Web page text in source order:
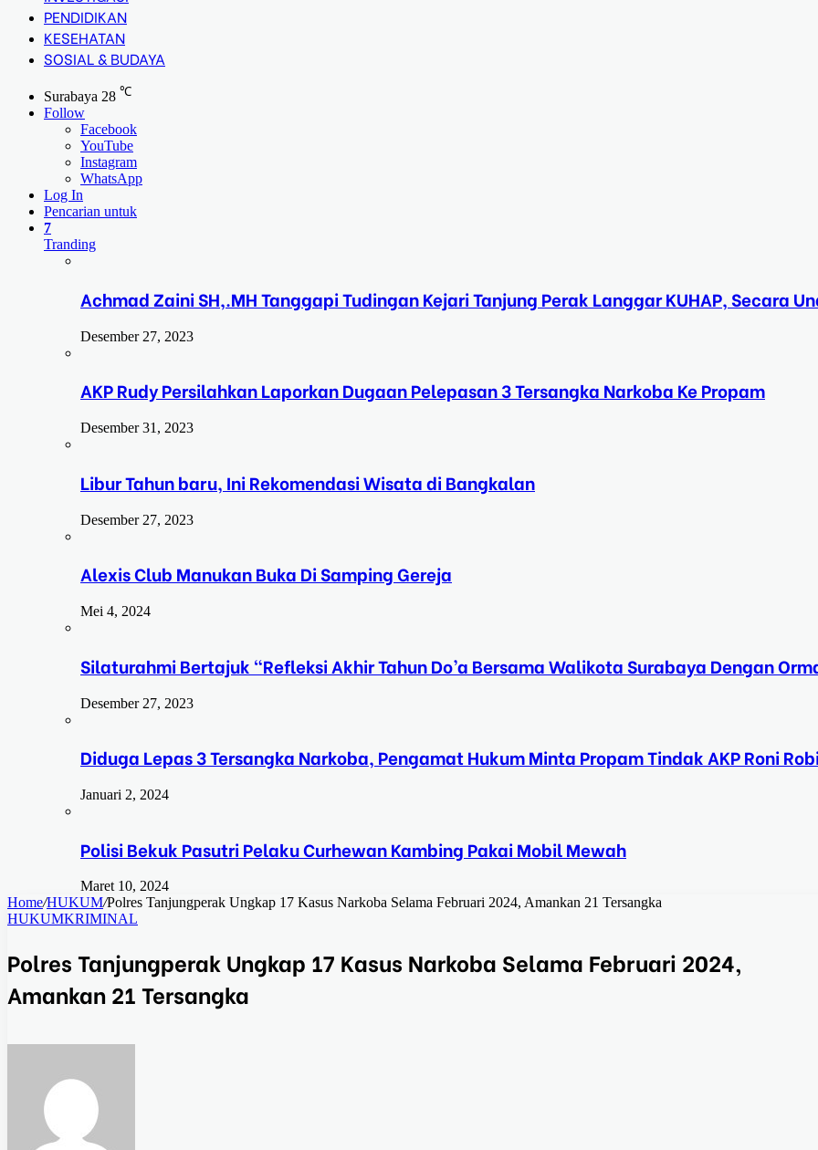
PENDIDIKAN
KESEHATAN
SOSIAL & BUDAYA
Surabaya 28 ℃
Follow
Facebook
YouTube
Instagram
WhatsApp
Log In
Pencarian untuk
7
Tranding
Achmad Zaini SH,.MH Tanggapi Tudingan Kejari Tanjung Perak Langgar KUHAP, Secara
Desember 27, 2023
AKP Rudy Persilahkan Laporkan Dugaan Pelepasan 3 Tersangka Narkoba Ke Propam
Desember 31, 2023
Libur Tahun baru, Ini Rekomendasi Wisata di Bangkalan
Desember 27, 2023
Alexis Club Manukan Buka Di Samping Gereja
Mei 4, 2024
Silaturahmi Bertajuk “Refleksi Akhir Tahun Do’a Bersama Walikota Surabaya Dengan
Desember 27, 2023
Diduga Lepas 3 Tersangka Narkoba, Pengamat Hukum Minta Propam Tindak AKP Roni Robi
Januari 2, 2024
Polisi Bekuk Pasutri Pelaku Curhewan Kambing Pakai Mobil Mewah
Maret 10, 2024
Home/HUKUM/Polres Tanjungperak Ungkap 17 Kasus Narkoba Selama Februari 2024, Amankan 21 Tersangka
HUKUMKRIMINAL
Polres Tanjungperak Ungkap 17 Kasus Narkoba Selama Februari 2024,
Amankan 21 Tersangka